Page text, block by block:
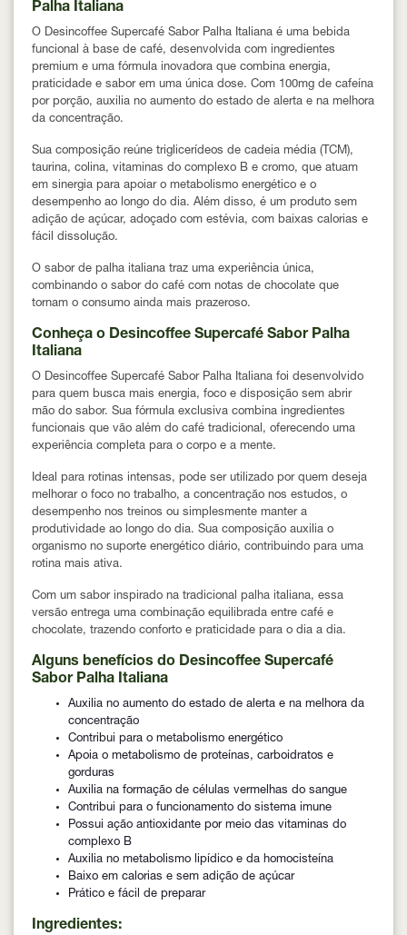
Palha Italiana
O Desincoffee Supercafé Sabor Palha Italiana é uma bebida
funcional à base de café, desenvolvida com ingredientes
premium e uma fórmula inovadora que combina energia,
praticidade e sabor em uma única dose. Com 100mg de cafeína
por porção, auxilia no aumento do estado de alerta e na melhora
da concentração.
Sua composição reúne triglicerídeos de cadeia média (TCM),
taurina, colina, vitaminas do complexo B e cromo, que atuam
em sinergia para apoiar o metabolismo energético e o
desempenho ao longo do dia. Além disso, é um produto sem
adição de açúcar, adoçado com estévia, com baixas calorias e
fácil dissolução.
O sabor de palha italiana traz uma experiência única,
combinando o sabor do café com notas de chocolate que
tornam o consumo ainda mais prazeroso.
Conheça o Desincoffee Supercafé Sabor Palha
Italiana
O Desincoffee Supercafé Sabor Palha Italiana foi desenvolvido
para quem busca mais energia, foco e disposição sem abrir
mão do sabor. Sua fórmula exclusiva combina ingredientes
funcionais que vão além do café tradicional, oferecendo uma
experiência completa para o corpo e a mente.
Ideal para rotinas intensas, pode ser utilizado por quem deseja
melhorar o foco no trabalho, a concentração nos estudos, o
desempenho nos treinos ou simplesmente manter a
produtividade ao longo do dia. Sua composição auxilia o
organismo no suporte energético diário, contribuindo para uma
rotina mais ativa.
Com um sabor inspirado na tradicional palha italiana, essa
versão entrega uma combinação equilibrada entre café e
chocolate, trazendo conforto e praticidade para o dia a dia.
Alguns benefícios do Desincoffee Supercafé
Sabor Palha Italiana
Auxilia no aumento do estado de alerta e na melhora da
concentração
Contribui para o metabolismo energético
Apoia o metabolismo de proteínas, carboidratos e
gorduras
Auxilia na formação de células vermelhas do sangue
Contribui para o funcionamento do sistema imune
Possui ação antioxidante por meio das vitaminas do
complexo B
Auxilia no metabolismo lipídico e da homocisteína
Baixo em calorias e sem adição de açúcar
Prático e fácil de preparar
Ingredientes: